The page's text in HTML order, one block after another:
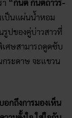
อกถึงการมองเห็น
ามตั้งใจ ใส่ใจกัน
ออกแบบความรัก
งชำร่วยนั้นเอง
ช้เป็นคู่